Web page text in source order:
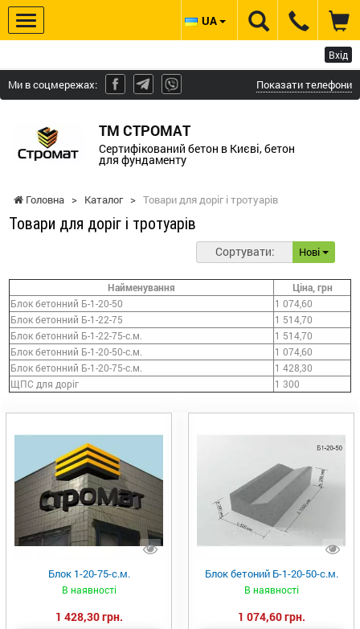
Вхід
Ми в соцмережах: Показати телефони
ТМ СТРОМАТ
Сертифікований бетон в Києві, бетон
для фундаменту
UA
Головна > Каталог > Товари для доріг і тротуарів
Товари для доріг і тротуарів
Сортувати: Нові
Найменування
Ціна, грн
Блок бетонний Б-1-20-50
1 074,60
Блок бетонний Б-1-22-75
1 514,70
Блок бетонний Б-1-22-75-с.м.
1 514,70
Блок бетонний Б-1-20-50-с.м.
1 074,60
Блок бетонний Б-1-20-75-с.м.
1 428,30
ЩПС для доріг
1 300
Блок 1-20-75-с.м.
В наявності
1 428,30 грн.
Блок бетоний Б-1-20-50-с.м.
В наявності
1 074,60 грн.